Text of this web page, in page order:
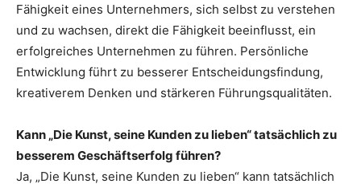
Fähigkeit eines Unternehmers, sich selbst zu verstehen
und zu wachsen, direkt die Fähigkeit beeinflusst, ein
erfolgreiches Unternehmen zu führen. Persönliche
Entwicklung führt zu besserer Entscheidungsfindung,
kreativerem Denken und stärkeren Führungsqualitäten.
Kann „Die Kunst, seine Kunden zu lieben“ tatsächlich zu
besserem Geschäftserfolg führen?
Ja, „Die Kunst, seine Kunden zu lieben“ kann tatsächlich